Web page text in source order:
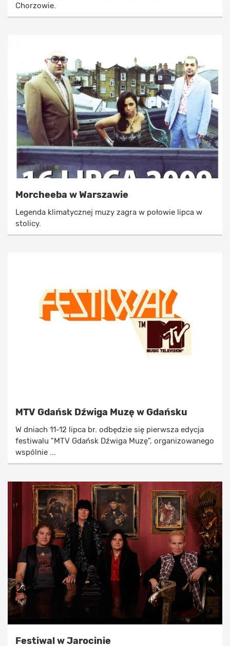
Chorzowie.
Morcheeba w Warszawie
Legenda klimatycznej muzy zagra w połowie lipca w
stolicy.
MTV Gdańsk Dźwiga Muzę w Gdańsku
W dniach 11-12 lipca br. odbędzie się pierwsza edycja
festiwalu "MTV Gdańsk Dźwiga Muzę", organizowanego
wspólnie ...
Festiwal w Jarocinie